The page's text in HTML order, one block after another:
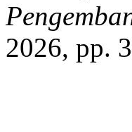
2026, pp.